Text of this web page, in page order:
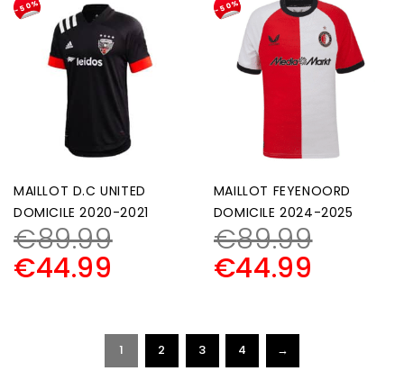
-50%
MAILLOT D.C UNITED
DOMICILE 2020-2021
€89.99
€44.99
-50%
MAILLOT FEYENOORD
DOMICILE 2024-2025
€89.99
€44.99
1 2 3 4 →